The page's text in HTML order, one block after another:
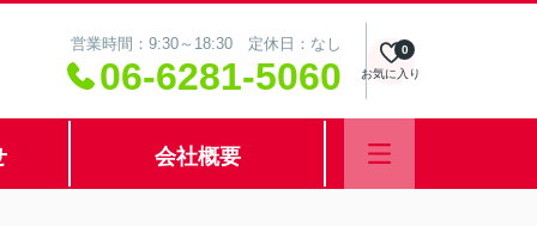
営業時間：9:30～18:30 定休日：なし
06-6281-5060 お気に入り
0
会社概要